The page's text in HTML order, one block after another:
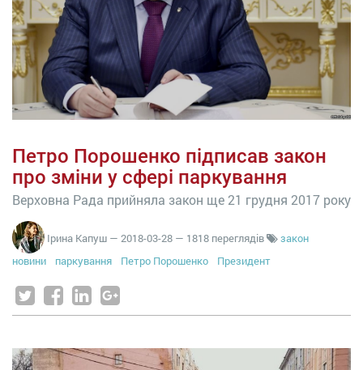
Петро Порошенко підписав закон
про зміни у сфері паркування
Верховна Рада прийняла закон ще 21 грудня 2017 року
Ірина Капуш — 2018-03-28 — 1818 переглядів
закон
новини
паркування Петро Порошенко Президент